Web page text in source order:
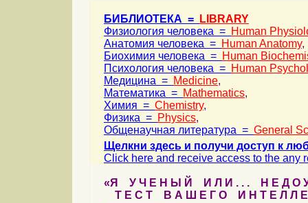
БИБЛИОТЕКА =
LIBRARY
Физиология человека = Human
Анатомия человека = Human Anatomy,
Биохимия человека = Human
Психология человека = Human
Медицина = Medicine,
Математика = Mathematics,
Химия = Chemistry,
Физика = Physics,
Общенаучная литература = General
Щелкни здесь и получи доступ к
Click here and receive access to the any
«Я У Ч Е Н Ы Й И Л И . . . Н Е Д О У
Т Е С Т В А Ш Е Г О И Н Т Е Л Л Е